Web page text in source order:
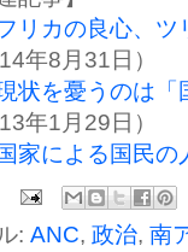
リカの良心、
年8月31日）
状を憂うのは
年1月29日）
家による国民
: ANC, 政治, 南